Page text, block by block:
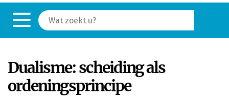
Dualisme: scheiding als
ordeningsprincipe